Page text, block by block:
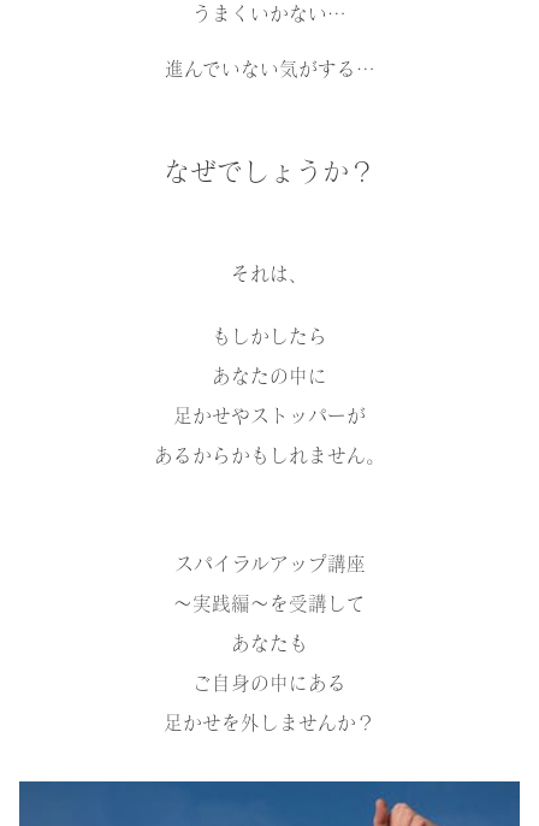
うまくいかない…
進んでいない気がする…
なぜでしょうか？
それは、
もしかしたら
あなたの中に
足かせやストッパーが
あるからかもしれません。
スパイラルアップ講座
〜実践編〜を受講して
あなたも
ご自身の中にある
足かせを外しませんか？